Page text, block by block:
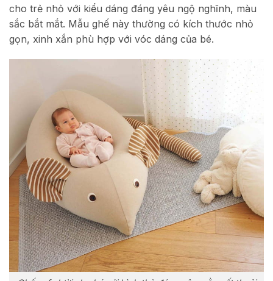
cho trẻ nhỏ với kiểu dáng đáng yêu ngộ nghĩnh, màu
sắc bắt mắt. Mẫu ghế này thường có kích thước nhỏ
gọn, xinh xắn phù hợp với vóc dáng của bé.